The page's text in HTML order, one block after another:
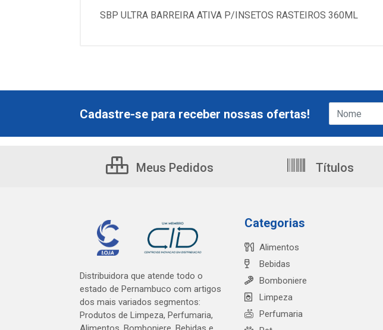
SBP ULTRA BARREIRA ATIVA P/INSETOS RASTEIROS 360ML
Cadastre-se para receber nossas ofertas!
Meus Pedidos Títulos
Distribuidora que atende todo o
estado de Pernambuco com artigos
dos mais variados segmentos:
Produtos de Limpeza, Perfumaria,
Categorias
Alimentos
Bebidas
Bomboniere
Limpeza
Perfumaria